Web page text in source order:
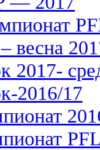
весна
2017-
2016/17